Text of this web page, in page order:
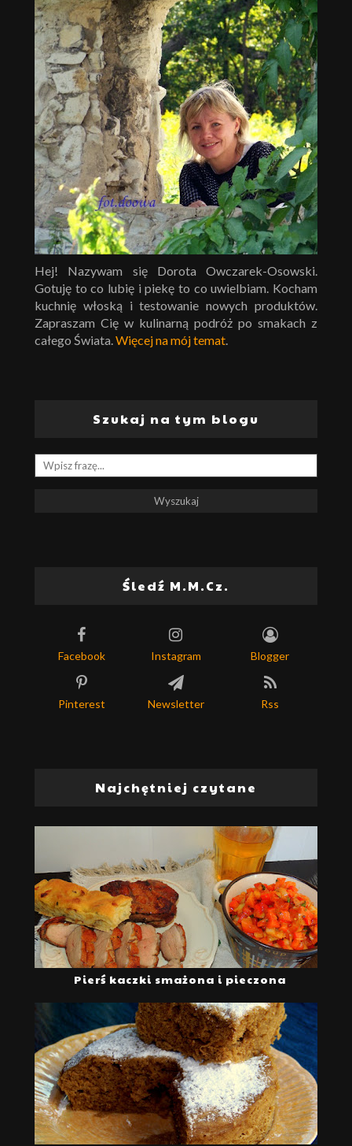
Hej! Nazywam się Dorota Owczarek-Osowski.
Gotuję to co lubię i piekę to co uwielbiam. Kocham
kuchnię włoską i testowanie nowych produktów.
Zapraszam Cię w kulinarną podróż po smakach z
całego Świata.Więcej na mój temat.
Szukaj na tym blogu
Śledź M.M.Cz.
Facebook Instagram Blogger
Pinterest Newsletter Rss
Najchętniej czytane
Pierś kaczki smażona i pieczona